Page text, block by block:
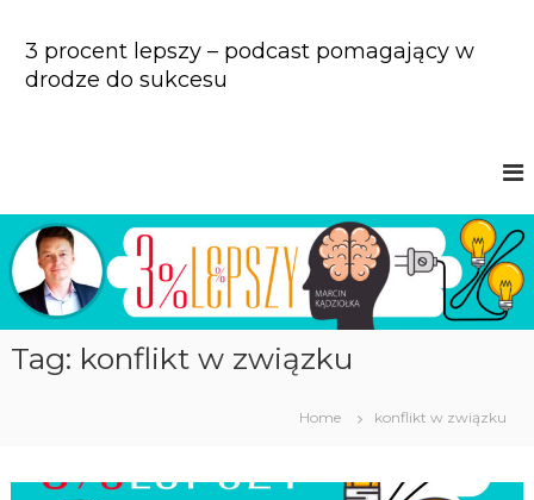
n
e
n
3 procent lepszy – podcast pomagający w
drodze do sukcesu
Tag: konflikt w związku
Home konflikt w związku